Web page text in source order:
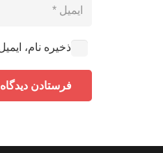
ذخیره نام،
فرستادن دیدگاه